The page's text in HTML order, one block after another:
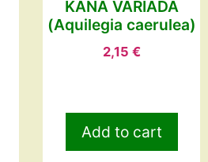
KANA VARIADA
(Aquilegia caerulea)
2,15 €
Add to cart